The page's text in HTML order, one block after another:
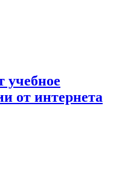
учебное
от интернета